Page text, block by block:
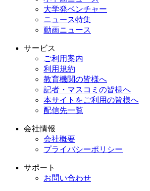
大学発ベンチャー
ニュース特集
動画ニュース
サービス
ご利用案内
利用規約
教育機関の皆様へ
記者・マスコミの皆様へ
本サイトをご利用の皆様へ
配信先一覧
会社情報
会社概要
プライバシーポリシー
サポート
お問い合わせ